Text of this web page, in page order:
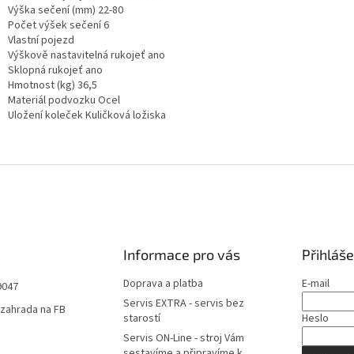
Výška sečení (mm) 22-80
Počet výšek sečení 6
Vlastní pojezd
Výškově nastavitelná rukojeť ano
Sklopná rukojeť ano
Hmotnost (kg) 36,5
Materiál podvozku Ocel
Uložení koleček Kuličková ložiska
na FB
Informace pro vás
Doprava a platba
Servis EXTRA - servis bez
starostí
Servis ON-Line - stroj Vám
E-mail
Heslo